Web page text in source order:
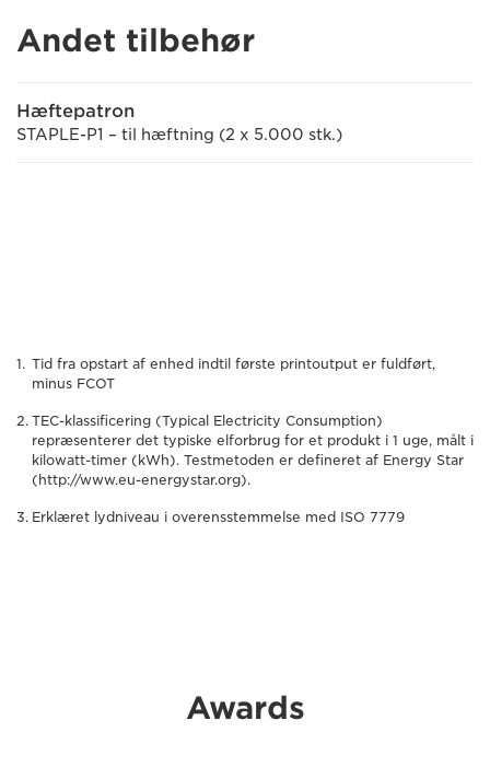
Andet tilbehør
Hæftepatron
STAPLE-P1 – til hæftning (2 x 5.000 stk.)
Tid fra opstart af enhed indtil første printoutput er fuldført,
minus FCOT
TEC-klassificering (Typical Electricity Consumption)
repræsenterer det typiske elforbrug for et produkt i 1 uge, målt i
kilowatt-timer (kWh). Testmetoden er defineret af Energy Star
(http://www.eu-energystar.org).
Erklæret lydniveau i overensstemmelse med ISO 7779
Awards